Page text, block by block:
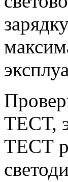
ТЕСТ,
ТЕСТ